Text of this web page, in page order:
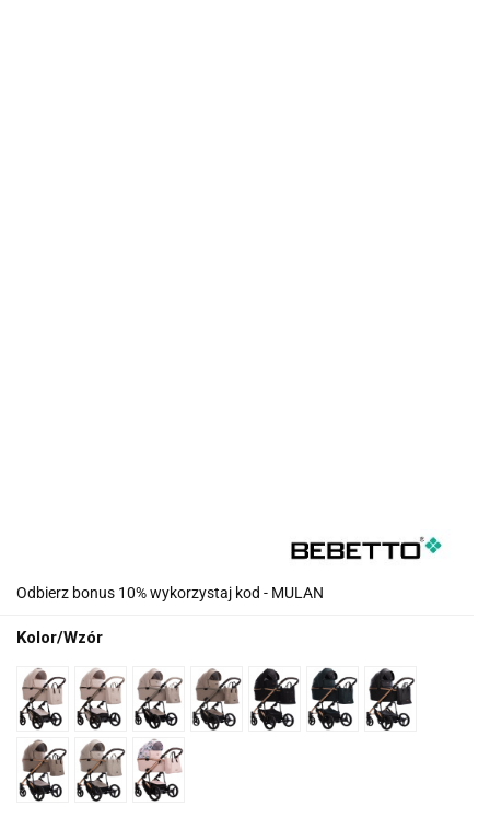
Odbierz bonus 10% wykorzystaj kod - MULAN
Kolor/Wzór